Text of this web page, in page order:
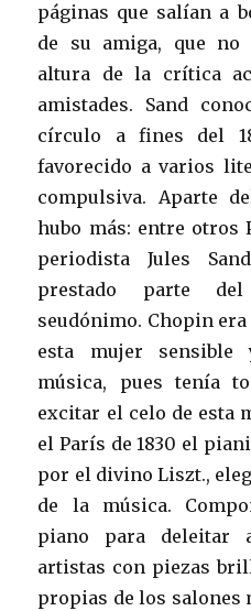
páginas que salían a
de su amiga, que no
altura de la crítica
amistades. Sand
círculo a fines del
favorecido a varios
compulsiva. Aparte
hubo más: entre otros
periodista Jules
prestado parte
seudónimo. Chopin
esta mujer sensible
música, pues tenía
excitar el celo de esta
el París de 1830 el
por el divino Liszt.,
de la música.
piano para deleitar
artistas con piezas
propias de los salones